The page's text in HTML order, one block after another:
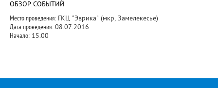
ОБЗОР СОБЫТИЙ
Место проведения: ГКЦ "Эврика" (мкр, Замелекесье)
Дата проведения: 08.07.2016
Начало: 15.00